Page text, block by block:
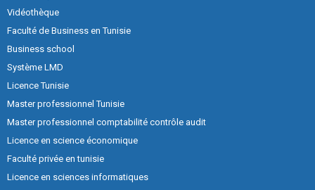
Vidéothèque
Faculté de Business en Tunisie
Business school
Système LMD
Licence Tunisie
Master professionnel Tunisie
Master professionnel comptabilité contrôle audit
Licence en science économique
Faculté privée en tunisie
Licence en sciences informatiques